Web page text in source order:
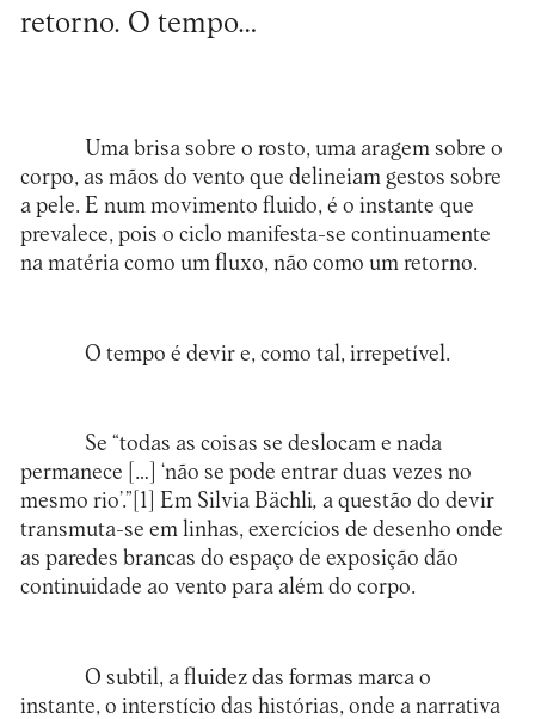
retorno. O tempo…
Uma brisa sobre o rosto, uma aragem sobre o
corpo, as mãos do vento que delineiam gestos sobre
a pele. E num movimento fluido, é o instante que
prevalece, pois o ciclo manifesta-se continuamente
na matéria como um fluxo, não como um retorno.
O tempo é devir e, como tal, irrepetível.
Se “todas as coisas se deslocam e nada
permanece […] ‘não se pode entrar duas vezes no
mesmo rio’.” [1] Em Silvia Bächli, a questão do devir
transmuta-se em linhas, exercícios de desenho onde
as paredes brancas do espaço de exposição dão
continuidade ao vento para além do corpo.
O subtil, a fluidez das formas marca o
instante, o interstício das histórias, onde a narrativa